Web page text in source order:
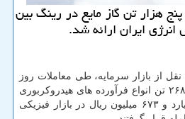
هزار تن گاز مایع در رینگ بین
انرژی ایران ارائه شد.
از بازار سرمایه، طی معاملات روز
گذشته بیشتر از ۱۰ هزار و ۲۶۸ تن انواع فرآورده های هیدروكربوری
به ارزش بیشتر از ۳۶۸ میلیارد و ۶۷۳ میلیون ریال در بازار فیزیكی